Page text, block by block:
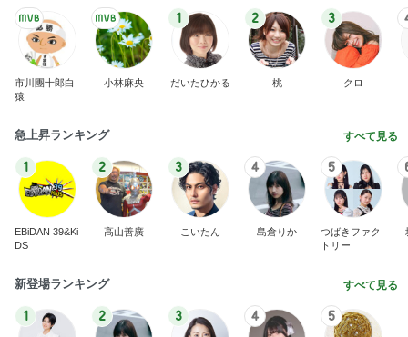
市川團十郎白
猿
小林麻央
1
だいたひかる
2
桃
3
クロ
急上昇ランキング すべて見る
1
EBiDAN 39&Ki
DS
2
高山善廣
3
こいたん
4
島倉りか
5
つばきファク
トリー
新登場ランキング すべて見る
1 2 3 4 5